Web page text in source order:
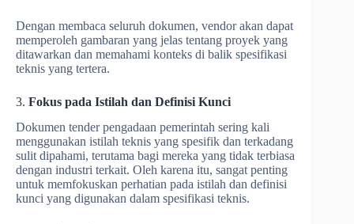
Dengan membaca seluruh dokumen, vendor akan dapat
memperoleh gambaran yang jelas tentang proyek yang
ditawarkan dan memahami konteks di balik spesifikasi
teknis yang tertera.
3. Fokus pada Istilah dan Definisi Kunci
Dokumen tender pengadaan pemerintah sering kali
menggunakan istilah teknis yang spesifik dan terkadang
sulit dipahami, terutama bagi mereka yang tidak terbiasa
dengan industri terkait. Oleh karena itu, sangat penting
untuk memfokuskan perhatian pada istilah dan definisi
kunci yang digunakan dalam spesifikasi teknis.